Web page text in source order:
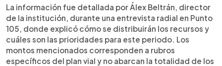
deslizamientos y $6 millones en señalización y
prevención. Estos montos corresponden a
algunos de los principales rubros del plan anual y
no representan la totalidad del presupuesto, que
también incluye puentes, obras de paso y
atención de emergencias.
La información fue detallada por Álex Beltrán, director
de la institución, durante una entrevista radial en Punto
105, donde explicó cómo se distribuirán los recursos y
cuáles son las prioridades para este periodo. Los
montos mencionados corresponden a rubros
específicos del plan vial y no abarcan la totalidad de los